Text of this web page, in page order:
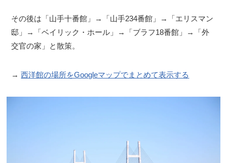
その後は「山手十番館」→「山手234番館」→「エリスマン
邸」→「ベイリック・ホール」→「ブラフ18番館」→「外
交官の家」と散策。
→西洋館の場所をGoogleマップでまとめて表示する